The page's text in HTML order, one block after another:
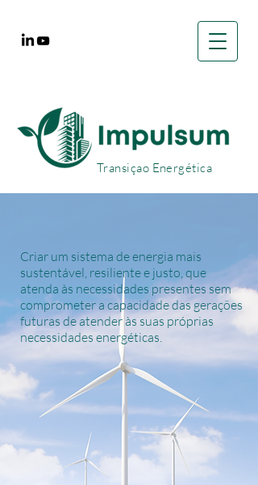
Transiçao Energética
Criar um sistema de energia mais
sustentável, resiliente e justo, que
atenda às necessidades presentes sem
comprometer a capacidade das gerações
futuras de atender às suas próprias
necessidades energéticas.